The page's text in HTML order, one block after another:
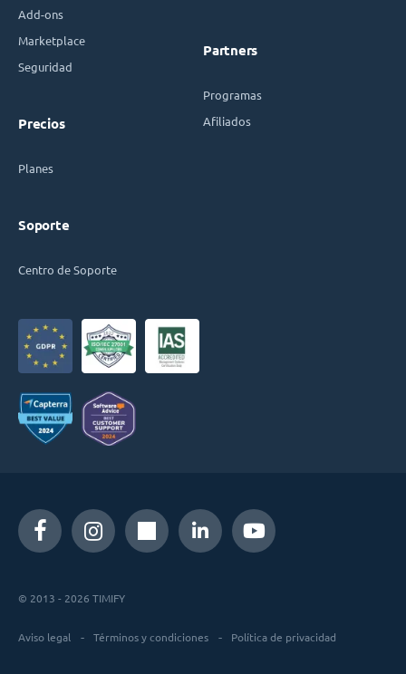
Add-ons
Marketplace
Seguridad
Precios
Planes
Soporte
Centro de Soporte
Partners
Programas
Afiliados
© 2013 - 2026 TIMIFY
Aviso legal Términos y condiciones Política de privacidad